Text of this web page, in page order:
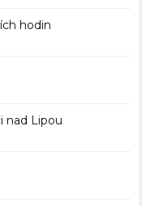
hodin
nad Lipou